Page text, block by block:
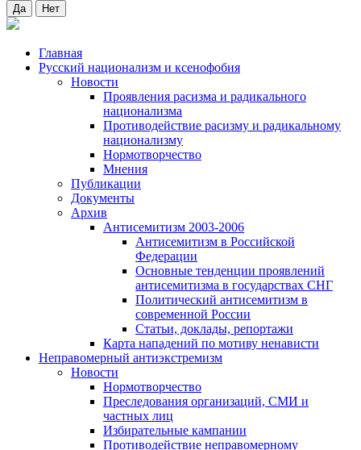
Да Нет
Главная
Русский национализм и ксенофобия
Новости
Проявления расизма и радикального
национализма
Противодействие расизму и радикальному
национализму
Нормотворчество
Мнения
Публикации
Документы
Архив
Антисемитизм 2003-2006
Антисемитизм в Российской
Федерации
Основные тенденции проявлений
антисемитизма в государствах СНГ
Политический антисемитизм в
современной России
Статьи, доклады, репортажи
Карта нападений по мотиву ненависти
Неправомерный антиэкстремизм
Новости
Нормотворчество
Преследования организаций, СМИ и
частных лиц
Избирательные кампании
Противодействие неправомерному